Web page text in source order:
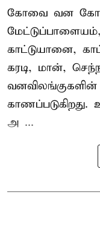
கோவை வன
மேட்டுப்பாளையம்,
காட்டுயானை,
கரடி, மான்,
வனவிலங்குகளின்
அ ...